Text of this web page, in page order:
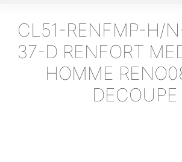
CL51-RENFMP-H/
37-D RENFORT
HOMME
DECOUPE